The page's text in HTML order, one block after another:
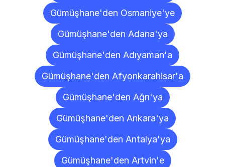
Gümüşhane'den Osmaniye'ye
Gümüşhane'den Adana'ya
Gümüşhane'den Adıyaman'a
Gümüşhane'den Afyonkarahisar'a
Gümüşhane'den Ağrı'ya
Gümüşhane'den Ankara'ya
Gümüşhane'den Antalya'ya
Gümüşhane'den Artvin'e